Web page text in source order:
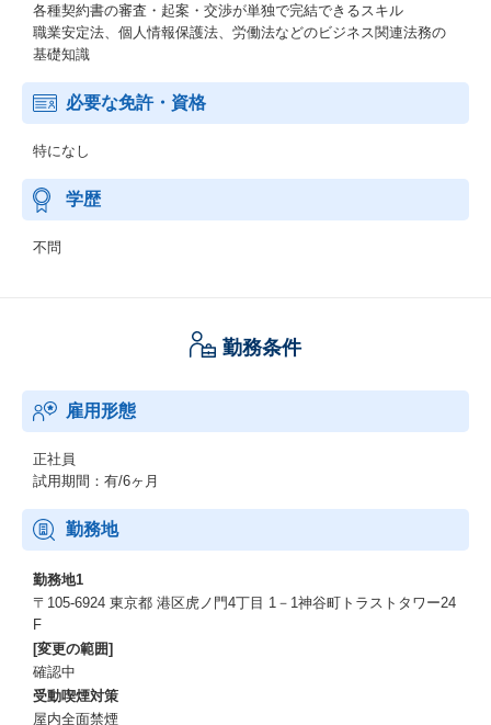
各種契約書の審査・起案・交渉が単独で完結できるスキル
職業安定法、個人情報保護法、労働法などのビジネス関連法務の
基礎知識
必要な免許・資格
特になし
学歴
不問
勤務条件
雇用形態
正社員
試用期間：有/6ヶ月
勤務地
勤務地1
〒105-6924 東京都 港区虎ノ門4丁目 1－1神谷町トラストタワー24
F
[変更の範囲]
確認中
受動喫煙対策
屋内全面禁煙